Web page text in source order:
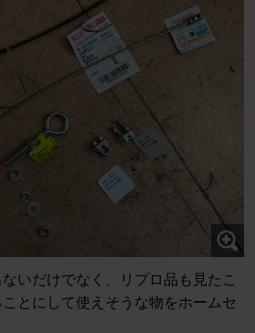
いだけでなく、リプロ品も見たこ
とにして使えそうな物をホームセ